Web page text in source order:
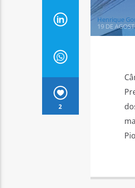
2
Henrique
19 DE